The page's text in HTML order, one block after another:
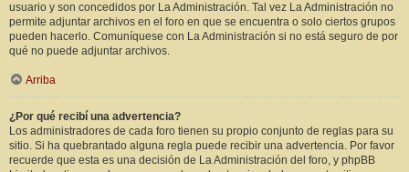
usuario y son concedidos por La Administración. Tal vez La Administración no
permite adjuntar archivos en el foro en que se encuentra o solo ciertos grupos
pueden hacerlo. Comuníquese con La Administración si no está seguro de por
qué no puede adjuntar archivos.
Arriba
¿Por qué recibí una advertencia?
Los administradores de cada foro tienen su propio conjunto de reglas para su
sitio. Si ha quebrantado alguna regla puede recibir una advertencia. Por favor
recuerde que esta es una decisión de La Administración del foro, y phpBB